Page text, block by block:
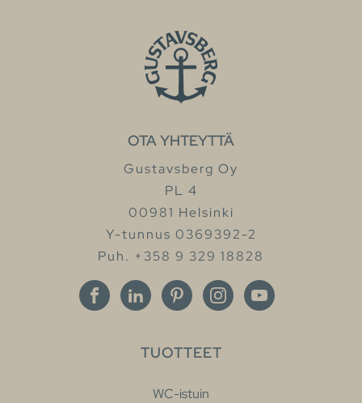
OTA YHTEYTTÄ
Gustavsberg Oy
PL 4
00981 Helsinki
Y-tunnus 0369392-2
Puh. +358 9 329 18828
TUOTTEET
WC-istuin